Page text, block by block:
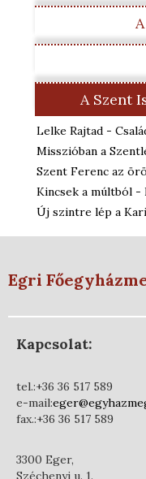
A Szent
Lelke Rajtad -
Misszióban a
Szent Ferenc az
Kincsek a múltból -
Új szintre lép a
Egri
Kapcsolat:
tel.:+36 36 517 589
e-mail:
fax.:+36 36 517 589
3300 Eger,
Széchenyi u. 1.